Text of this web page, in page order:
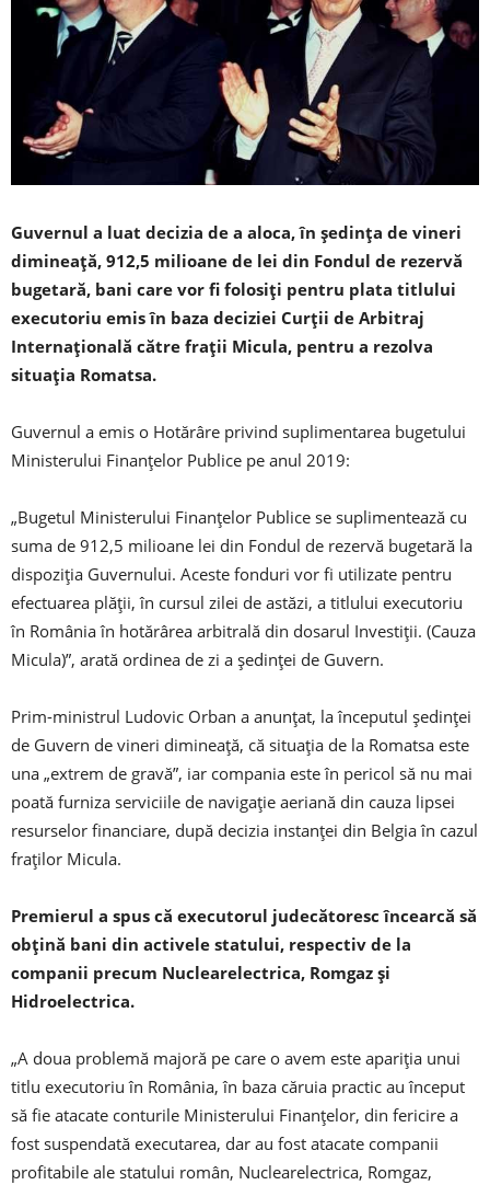
Guvernul a luat decizia de a aloca, în şedinţa de vineri
dimineaţă, 912,5 milioane de lei din Fondul de rezervă
bugetară, bani care vor fi folosiţi pentru plata titlului
executoriu emis în baza deciziei Curţii de Arbitraj
Internaţională către fraţii Micula, pentru a rezolva
situaţia Romatsa.
Guvernul a emis o Hotărâre privind suplimentarea bugetului
Ministerului Finanţelor Publice pe anul 2019:
„Bugetul Ministerului Finanţelor Publice se suplimentează cu
suma de 912,5 milioane lei din Fondul de rezervă bugetară la
dispoziţia Guvernului. Aceste fonduri vor fi utilizate pentru
efectuarea plăţii, în cursul zilei de astăzi, a titlului executoriu
în România în hotărârea arbitrală din dosarul Investiţii. (Cauza
Micula)”, arată ordinea de zi a şedinţei de Guvern.
Prim-ministrul Ludovic Orban a anunţat, la începutul şedinţei
de Guvern de vineri dimineaţă, că situaţia de la Romatsa este
una „extrem de gravă”, iar compania este în pericol să nu mai
poată furniza serviciile de navigaţie aeriană din cauza lipsei
resurselor financiare, după decizia instanţei din Belgia în cazul
fraţilor Micula.
Premierul a spus că executorul judecătoresc încearcă să
obţină bani din activele statului, respectiv de la
companii precum Nuclearelectrica, Romgaz şi
Hidroelectrica.
„A doua problemă majoră pe care o avem este apariţia unui
titlu executoriu în România, în baza căruia practic au început
să fie atacate conturile Ministerului Finanţelor, din fericire a
fost suspendată executarea, dar au fost atacate companii
profitabile ale statului român, Nuclearelectrica, Romgaz,